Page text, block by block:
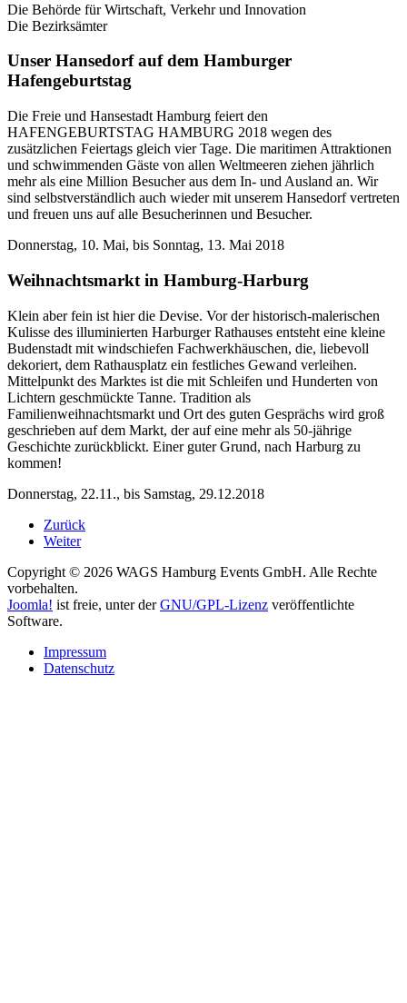
Die Behörde für Wirtschaft, Verkehr und Innovation
Die Bezirksämter
Unser Hansedorf auf dem Hamburger
Hafengeburtstag
Die Freie und Hansestadt Hamburg feiert den
HAFENGEBURTSTAG HAMBURG 2018 wegen des
zusätzlichen Feiertags gleich vier Tage. Die maritimen Attraktionen
und schwimmenden Gäste von allen Weltmeeren ziehen jährlich
mehr als eine Million Besucher aus dem In- und Ausland an. Wir
sind selbstverständlich auch wieder mit unserem Hansedorf vertreten
und freuen uns auf alle Besucherinnen und Besucher.
Donnerstag, 10. Mai, bis Sonntag, 13. Mai 2018
Weihnachtsmarkt in Hamburg-Harburg
Klein aber fein ist hier die Devise. Vor der historisch-malerischen
Kulisse des illuminierten Harburger Rathauses entsteht eine kleine
Budenstadt mit windschiefen Fachwerkhäuschen, die, liebevoll
dekoriert, dem Rathausplatz ein festliches Gewand verleihen.
Mittelpunkt des Marktes ist die mit Schleifen und Hunderten von
Lichtern geschmückte Tanne. Tradition als
Familienweihnachtsmarkt und Ort des guten Gesprächs wird groß
geschrieben auf dem Markt, der auf eine mehr als 50-jährige
Geschichte zurückblickt. Einer guter Grund, nach Harburg zu
kommen!
Donnerstag, 22.11., bis Samstag, 29.12.2018
Zurück
Weiter
Copyright © 2026 WAGS Hamburg Events GmbH. Alle Rechte
vorbehalten.
Joomla! ist freie, unter derGNU/GPL-Lizenz veröffentlichte
Software.
Impressum
Datenschutz